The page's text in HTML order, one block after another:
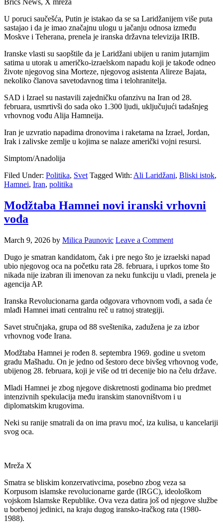
U poruci saučešća, Putin je istakao da se sa Laridžanijem više puta
sastajao i da je imao značajnu ulogu u jačanju odnosa između
Moskve i Teherana, prenela je iranska državna televizija IRIB.
Iranske vlasti su saopštile da je Laridžani ubijen u ranim jutarnjim
satima u utorak u američko-izraelskom napadu koji je takođe odneo
živote njegovog sina Morteze, njegovog asistenta Alireze Bajata,
nekoliko članova savetodavnog tima i telohranitelja.
SAD i Izrael su nastavili zajedničku ofanzivu na Iran od 28.
februara, usmrtivši do sada oko 1.300 ljudi, uključujući tadašnjeg
vrhovnog vođu Alija Hamneija.
Iran je uzvratio napadima dronovima i raketama na Izrael, Jordan,
Irak i zalivske zemlje u kojima se nalaze američki vojni resursi.
Simptom/Anadolija
Filed Under: Politika, Svet Tagged With: Ali Laridžani, Bliski istok,
Hamnei, Iran, politika
Modžtaba Hamnei novi iranski vrhovni
vođa
March 9, 2026 by Milica Paunovic Leave a Comment
Dugo je smatran kandidatom, čak i pre nego što je izraelski napad
ubio njegovog oca na početku rata 28. februara, i uprkos tome što
nikada nije izabran ili imenovan za neku funkciju u vladi, prenela je
agencija AP.
Iranska Revolucionarna garda odgovara vrhovnom vođi, a sada će
mlađi Hamnei imati centralnu reč u ratnoj strategiji.
Savet stručnjaka, grupa od 88 sveštenika, zadužena je za izbor
vrhovnog vođe Irana.
Modžtaba Hamnei je rođen 8. septembra 1969. godine u svetom
gradu Mašhadu. On je jedno od šestoro dece bivšeg vrhovnog vođe,
ubijenog 28. februara, koji je više od tri decenije bio na čelu države.
Mladi Hamnei je zbog njegove diskretnosti godinama bio predmet
intenzivnih spekulacija među iranskim stanovništvom i u
diplomatskim krugovima.
Neki su ranije smatrali da on ima pravu moć, iza kulisa, u kancelariji
svog oca.
Mreža X
Smatra se bliskim konzervativcima, posebno zbog veza sa
Korpusom islamske revolucionarne garde (IRGC), ideološkom
vojskom Islamske Republike. Ova veza datira još od njegove službe
u borbenoj jedinici, na kraju dugog iransko-iračkog rata (1980-
1988).